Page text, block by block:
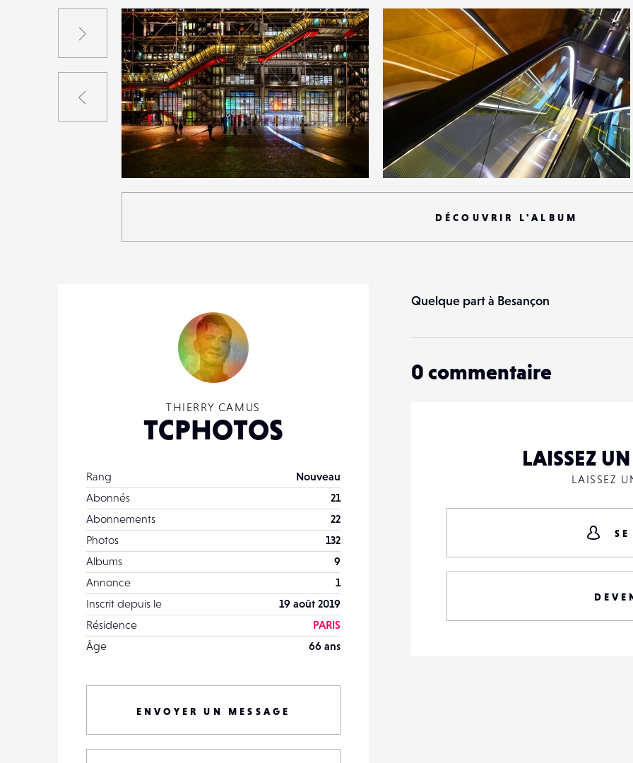
1
31
6
25
Suivant
Précédent
DÉCOUVRIR L'ALBUM
THIERRY CAMUS
TCPHOTOS
Rang
Nouveau
Abonnés
21
Abonnements
22
Photos
132
Albums
9
Annonce
1
Inscrit depuis le
19 août 2019
Résidence
PARIS
Âge
66 ans
ENVOYER UN MESSAGE
Quelque part à Besançon
0 commentaire
LAISSEZ
LAISSEZ